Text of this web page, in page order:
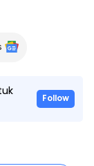
Follow